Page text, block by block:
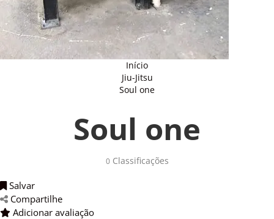
Início
Jiu-Jitsu
Soul one
Soul one
0Classificações
Salvar
Compartilhe
Adicionar avaliação